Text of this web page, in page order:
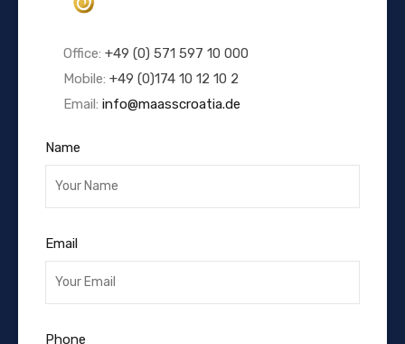
Office: +49 (0) 571 597 10 000
Mobile: +49 (0)174 10 12 10 2
Email: info@maasscroatia.de
Name
Email
Phone